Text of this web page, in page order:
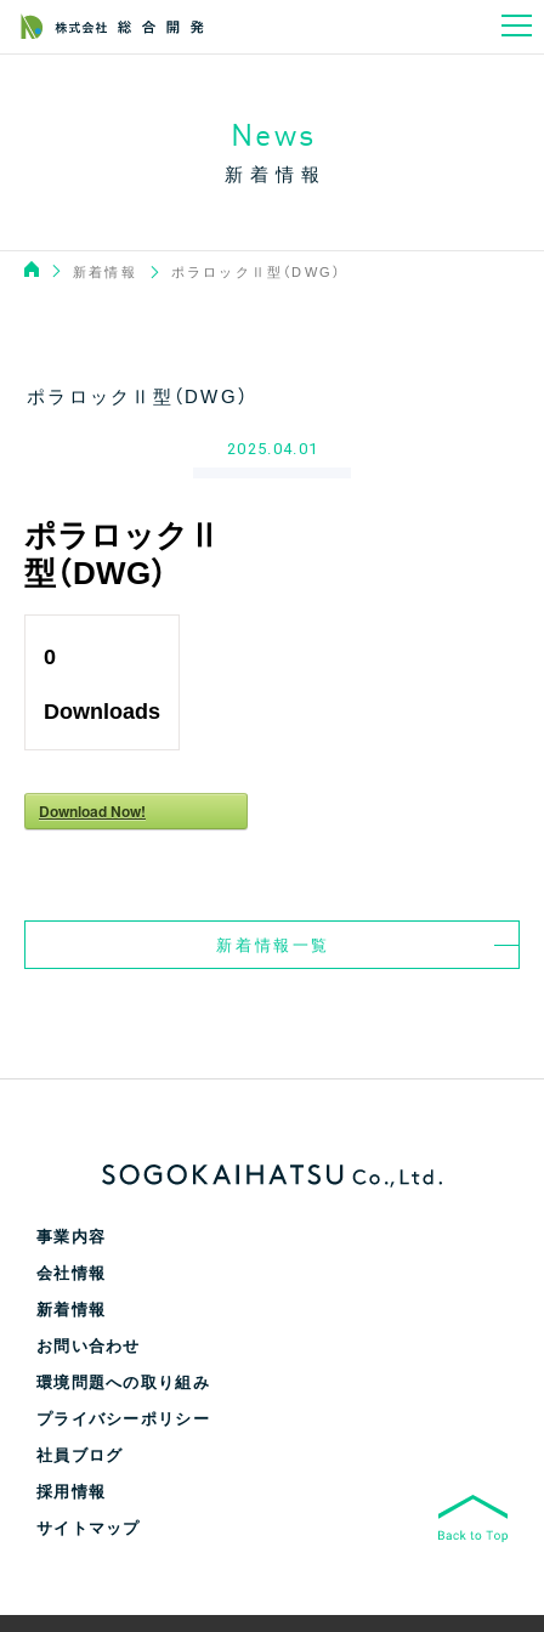
News
新着情報
新着情報 ポラロックⅡ型（DWG）
ポラロックⅡ型（DWG）
2025.04.01
ポラロックⅡ
型（DWG）
0
Downloads
Download Now!
新着情報一覧
事業内容
会社情報
新着情報
お問い合わせ
環境問題への取り組み
プライバシーポリシー
社員ブログ
採用情報
サイトマップ